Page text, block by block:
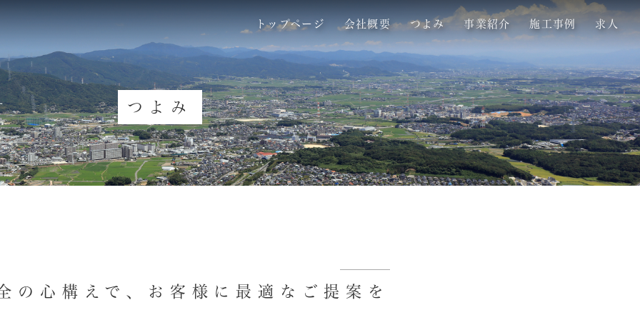
トップページ 会社概要 つよみ 事業紹介 施工事例 求人
つよみ
の心構えで、お客様に最適なご提案を